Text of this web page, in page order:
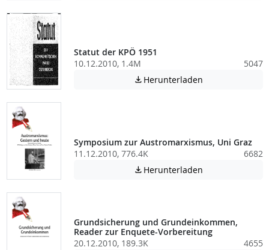
Statut der KPÖ 1951
10.12.2010, 1.4M
5047
 Herunterladen
Symposium zur Austromarxismus, Uni Graz
11.12.2010, 776.4K
6682
 Herunterladen
Grundsicherung und Grundeinkommen,
Reader zur Enquete-Vorbereitung
20.12.2010, 189.3K
4655